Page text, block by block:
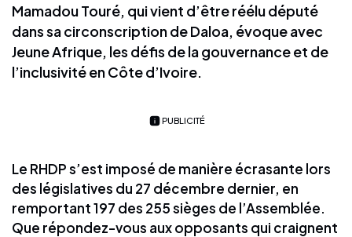
Mamadou Touré, qui vient d’être réélu député
dans sa circonscription de Daloa, évoque avec
Jeune Afrique, les défis de la gouvernance et de
l’inclusivité en Côte d’Ivoire.
PUBLICITÉ
Le RHDP s’est imposé de manière écrasante lors
des législatives du 27 décembre dernier, en
remportant 197 des 255 sièges de l’Assemblée.
Que répondez-vous aux opposants qui craignent